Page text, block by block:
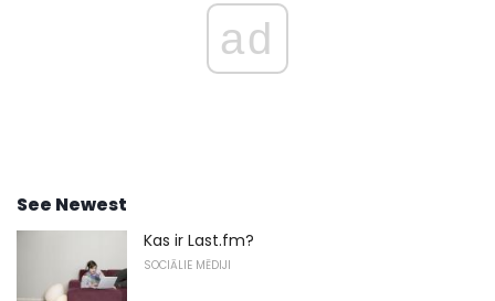
ad
See Newest
Kas ir Last.fm?
SOCIĀLIE MĒDIJI